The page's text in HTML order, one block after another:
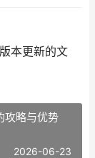
本更新的文
攻略与优势
2026-06-23